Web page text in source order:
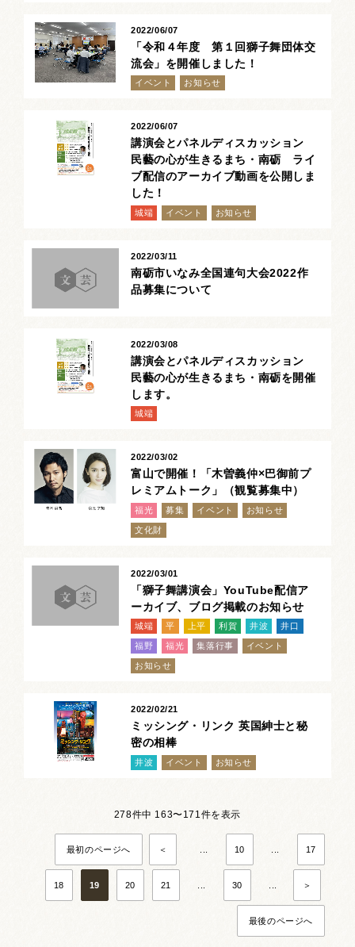
NANTO Wiki
市内団体の方
サイトマップ リンク集
著作権について
2022/06/07
「令和４年度 第１回獅子舞団体交
流会」を開催しました！
イベント お知らせ
2022/06/07
講演会とパネルディスカッション
民藝の心が生きるまち・南砺 ライ
ブ配信のアーカイブ動画を公開しま
した！
城端 イベント お知らせ
2022/03/11
南砺市いなみ全国連句大会2022作
品募集について
2022/03/08
講演会とパネルディスカッション
民藝の心が生きるまち・南砺を開催
します。
城端
2022/03/02
富山で開催！「木曽義仲×巴御前プ
レミアムトーク」（観覧募集中）
福光 募集 イベント お知らせ
文化財
2022/03/01
「獅子舞講演会」YouTube配信ア
ーカイブ、ブログ掲載のお知らせ
城端 平 上平 利賀 井波 井口
福野 福光 集落行事 イベント
お知らせ
2022/02/21
ミッシング・リンク 英国紳士と秘
密の相棒
井波 イベント お知らせ
278件中 163〜171件を表示
最初のページへ ＜ 10 17
18 19 20 21 30 ＞
最後のページへ